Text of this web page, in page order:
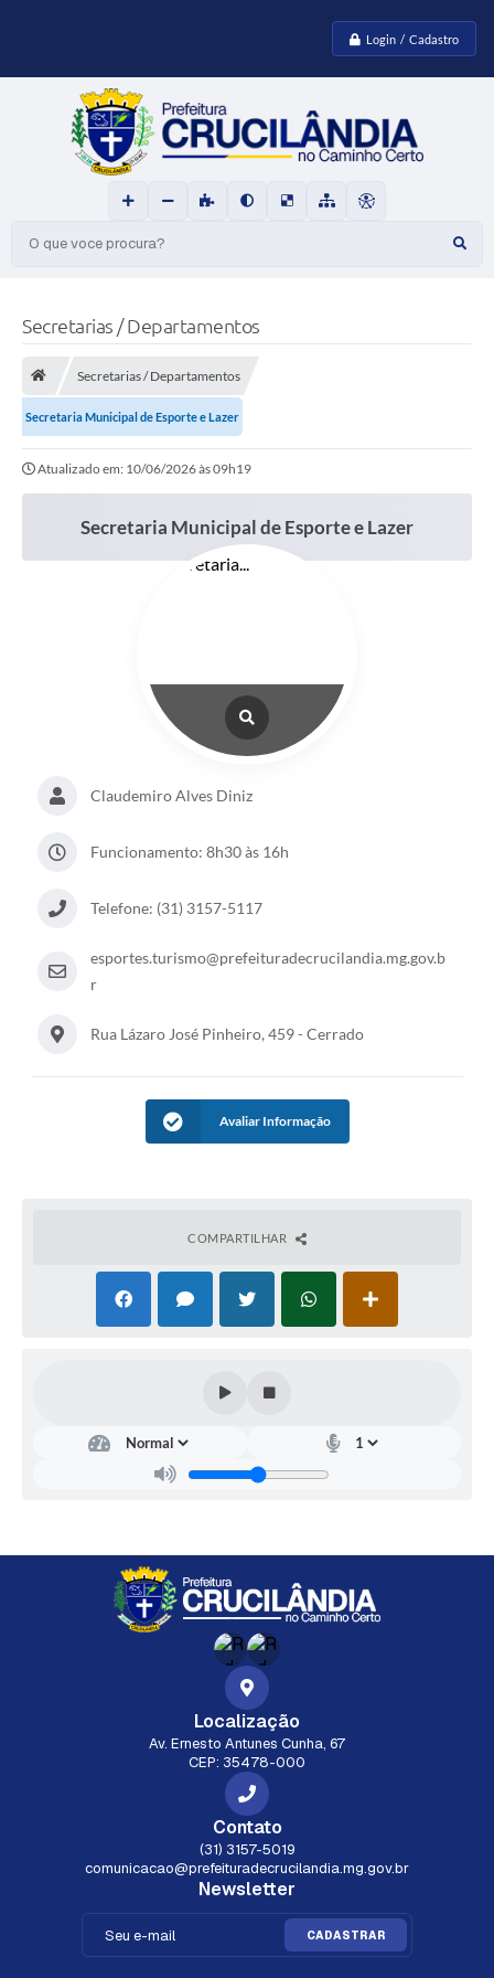
Login / Cadastro
O que voce procura?
Secretarias / Departamentos
Secretarias / Departamentos
Secretaria Municipal de Esporte e Lazer
Atualizado em: 10/06/2026 às 09h19
Secretaria Municipal de Esporte e Lazer
Claudemiro Alves Diniz
Funcionamento: 8h30 às 16h
Telefone: (31) 3157-5117
esportes.turismo@prefeituradecrucilandia.mg.gov.b
r
Rua Lázaro José Pinheiro, 459 - Cerrado
Avaliar Informação
COMPARTILHAR
Localização
Av. Ernesto Antunes Cunha, 67
CEP: 35478-000
Contato
(31) 3157-5019
comunicacao@prefeituradecrucilandia.mg.gov.br
Newsletter
CADASTRAR